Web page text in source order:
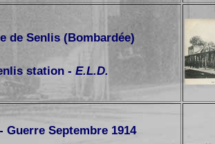
de Senlis (Bombardée)
station - E.L.D.
Guerre Septembre 1914